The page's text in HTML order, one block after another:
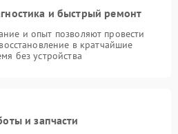
и быстрый ремонт
и опыт позволяют провести
в кратчайшие
без устройства
и запчасти